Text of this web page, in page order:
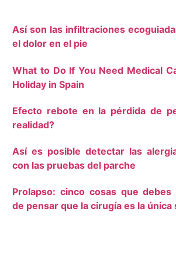
Así son las infiltraciones
el dolor en el pie
What to Do If You Need Medical
Holiday in Spain
Efecto rebote en la pérdida de
realidad?
Así es posible detectar las
con las pruebas del parche
Prolapso: cinco cosas que debes
de pensar que la cirugía es la única